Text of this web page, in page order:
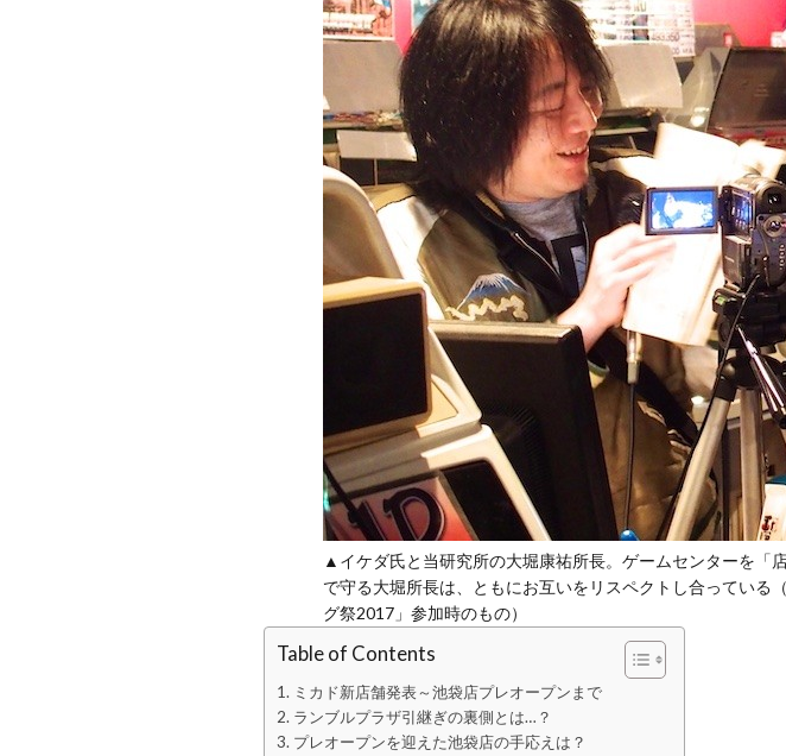
▲イケダ氏と当研究所の大堀康祐所長。ゲームセンターを「
で守る大堀所長は、ともにお互いをリスペクトし合ってい
グ祭2017」参加時のもの）
Table of Contents
ミカド新店舗発表～池袋店プレオープンまで
ランブルプラザ引継ぎの裏側とは…？
プレオープンを迎えた池袋店の手応えは？